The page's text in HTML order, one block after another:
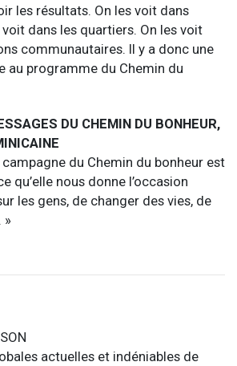
les résultats. On les voit dans
voit dans les quartiers. On les voit
communautaires. Il y a donc une
au programme du Chemin du
DU CHEMIN DU BONHEUR,
du Chemin du bonheur est
qu’elle nous donne l’occasion
les gens, de changer des vies, de
»
actuelles et indéniables de